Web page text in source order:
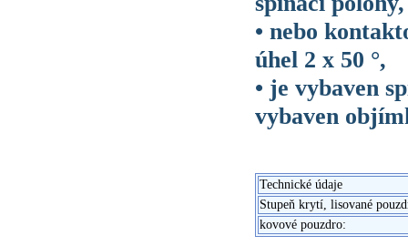
• nebo
úhel 2 x 50 °,
• je vybaven
vybaven
Technické údaje
Stupeň krytí, lisované
kovové pouzdro: